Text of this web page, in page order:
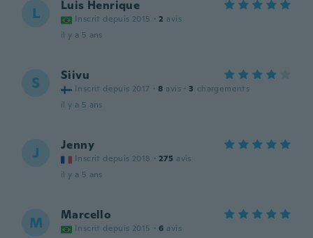
L Luis Henrique
Inscrit depuis 2015 · 2 avis
il y a 5 ans
S Siivu
Inscrit depuis 2017 · 8 avis · 3 chargements
il y a 5 ans
J Jenny
Inscrit depuis 2018 · 275 avis
il y a 5 ans
M Marcello
Inscrit depuis 2015 · 6 avis